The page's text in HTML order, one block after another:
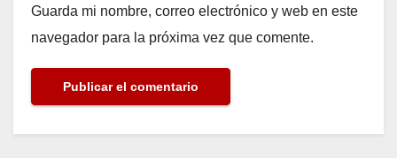
Guarda mi nombre, correo electrónico y web en este
navegador para la próxima vez que comente.